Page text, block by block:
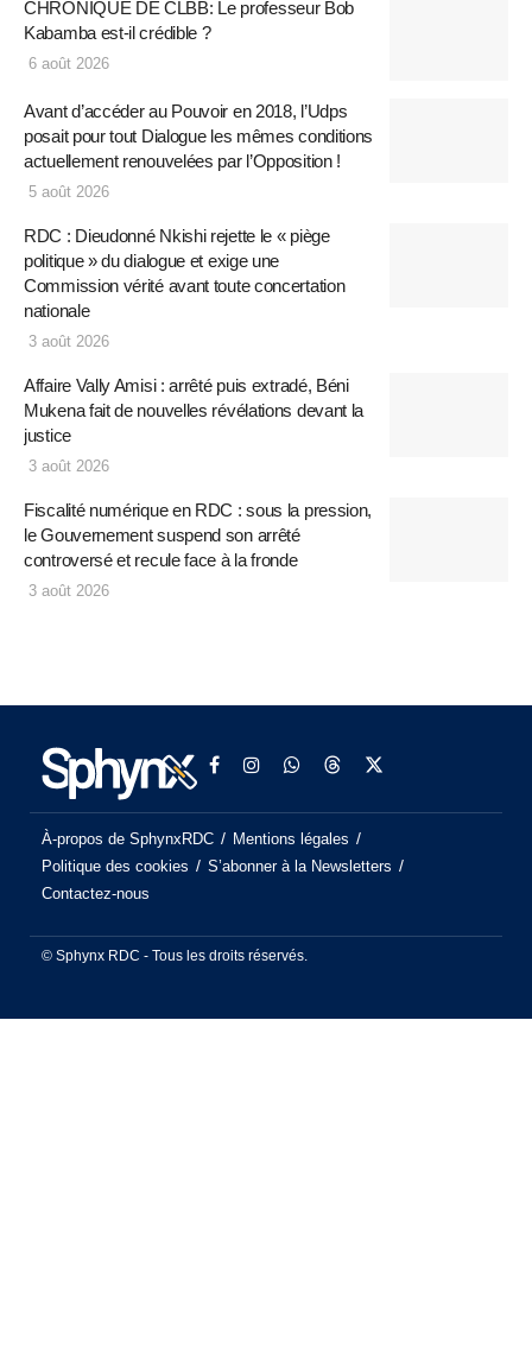
CHRONIQUE DE CLBB: Le professeur Bob
Kabamba est-il crédible ?
6 août 2026
Avant d’accéder au Pouvoir en 2018, l’Udps
posait pour tout Dialogue les mêmes conditions
actuellement renouvelées par l’Opposition !
5 août 2026
RDC : Dieudonné Nkishi rejette le « piège
politique » du dialogue et exige une
Commission vérité avant toute concertation
nationale
3 août 2026
Affaire Vally Amisi : arrêté puis extradé, Béni
Mukena fait de nouvelles révélations devant la
justice
3 août 2026
Fiscalité numérique en RDC : sous la pression,
le Gouvernement suspend son arrêté
controversé et recule face à la fronde
3 août 2026
À-propos de SphynxRDC
Mentions légales
Politique des cookies
S’abonner à la Newsletters
Contactez-nous
© Sphynx RDC - Tous les droits réservés.